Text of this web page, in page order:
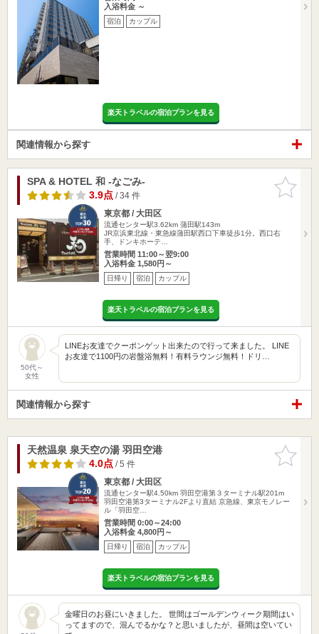
入浴料金 ～
宿泊 カップル
楽天トラベルの宿泊プランを見る
関連情報から探す
お気に入
りに追加
SPA & HOTEL 和 -なごみ-
3.9点/ 34 件
東京都 / 大田区
流通センター駅3.62km 蒲田駅143m
JR京浜東北線・東急線蒲田駅西口下車徒歩1分。西口右
手、ドンキホーテ…
営業時間 11:00～翌9:00
入浴料金 1,580円～
日帰り 宿泊 カップル
楽天トラベルの宿泊プランを見る
50代～
女性
LINEお友達でクーポンゲット出来たので行って来ました。 LINE
お友達で1100円の岩盤浴無料！有料ラウンジ無料！ドリ…
関連情報から探す
お気に入
りに追加
天然温泉 泉天空の湯 羽田空港
4.0点/ 5 件
東京都 / 大田区
流通センター駅4.50km 羽田空港第３ターミナル駅201m
羽田空港第3ターミナル2Fより直結 京急線、東京モノレー
ル「羽田空…
営業時間 0:00～24:00
入浴料金 4,800円～
日帰り 宿泊 カップル
楽天トラベルの宿泊プランを見る
金曜日のお昼にいきました。 世間はゴールデンウィーク期間はい
ってますので、混んでるかな？と思いましたが、昼間は空いてい